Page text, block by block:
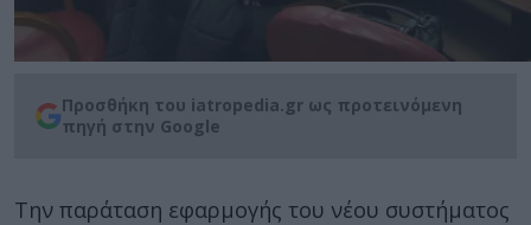
Προσθήκη του iatropedia.gr ως προτεινόμενη
πηγή στην Google
Την παράταση εφαρμογής του νέου συστήματος